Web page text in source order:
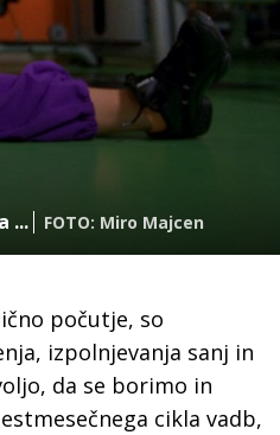
... FOTO: Miro Majcen
počutje, so
izpolnjevanja sanj in
da se borimo in
cikla vadb,